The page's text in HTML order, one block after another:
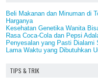
Beli Makanan dan Minuman di
Harganya
Kesehatan Genetika Wanita
Rasa Coca-Cola dan Pepsi
Penyesalan yang Pasti Dialami
Lama Waktu yang Dibutuhkan
TIPS & TRIK